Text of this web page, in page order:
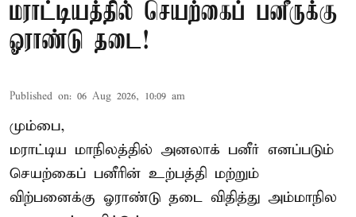
மராட்டியத்தில் செயற்கைப் பனீருக்கு
ஓராண்டு தடை!
Published on: 06 Aug 2026, 10:09 am
மும்பை,
மராட்டிய மாநிலத்தில் அனலாக் பனீர் எனப்படும்
செயற்கைப் பனீரின் உற்பத்தி மற்றும்
விற்பனைக்கு ஓராண்டு தடை விதித்து அம்மாநில